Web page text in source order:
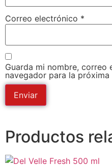
Correo electrónico *
Guarda mi nombre,
navegador para la
Productos